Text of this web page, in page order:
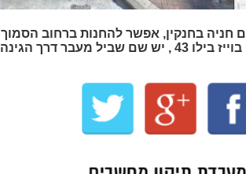
חניה בחנקין, אפשר להחנות ברחוב הסמוך
ברחוב בילו, לשים בוייז בילו 43 , יש שם שביל מעבר דרך הגינה